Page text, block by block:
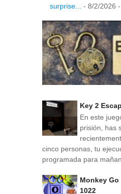
surprise...
- 8/2/2026
Key 2
En este
prisión, has
cinco personas, tu
programada para
Monkey
1022